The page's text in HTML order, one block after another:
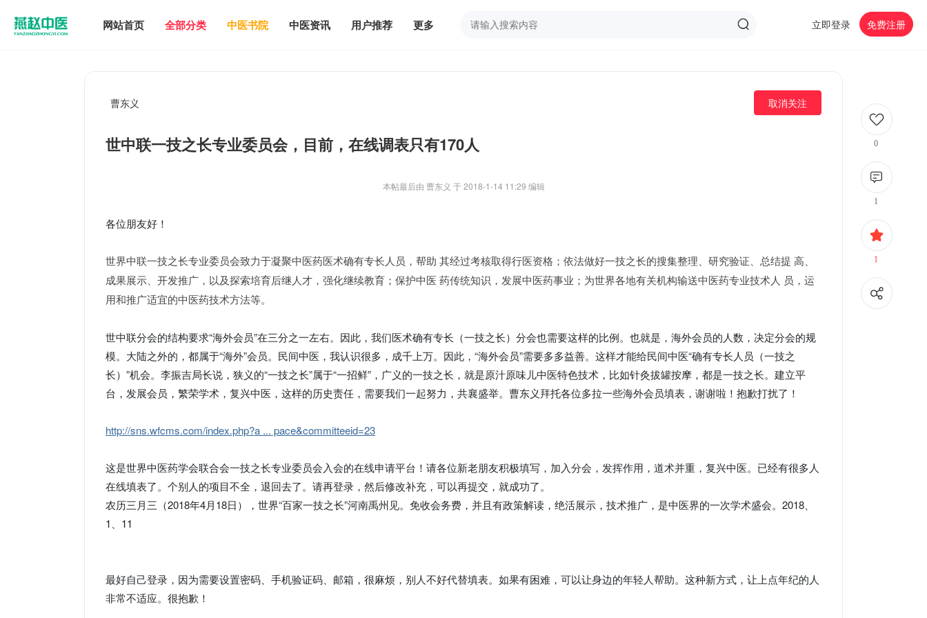
网站首页 全部分类 中医书院 中医资讯 用户推荐 更多 立即登录 免费注册
曹东义 取消关注
世中联一技之长专业委员会，目前，在线调表只有170人
本帖最后由 曹东义 于 2018-1-14 11:29 编辑
各位朋友好！
世界中联一技之长专业委员会致力于凝聚中医药医术确有专长人员，帮助 其经过考核取得行医资格；依法做好一技之长的搜集整理、研究验证、总结提 高、
成果展示、开发推广，以及探索培育后继人才，强化继续教育；保护中医 药传统知识，发展中医药事业；为世界各地有关机构输送中医药专业技术人 员，运
用和推广适宜的中医药技术方法等。
世中联分会的结构要求“海外会员”在三分之一左右。因此，我们医术确有专长（一技之长）分会也需要这样的比例。也就是，海外会员的人数，决定分会的规
模。大陆之外的，都属于“海外”会员。民间中医，我认识很多，成千上万。因此，“海外会员”需要多多益善。这样才能给民间中医“确有专长人员（一技之
长）”机会。李振吉局长说，狭义的“一技之长”属于“一招鲜”，广义的一技之长，就是原汁原味儿中医特色技术，比如针灸拔罐按摩，都是一技之长。建立平
台，发展会员，繁荣学术，复兴中医，这样的历史责任，需要我们一起努力，共襄盛举。曹东义拜托各位多拉一些海外会员填表，谢谢啦！抱歉打扰了！
http://sns.wfcms.com/index.php?a ... pace&committeeid=23
这是世界中医药学会联合会一技之长专业委员会入会的在线申请平台！请各位新老朋友积极填写，加入分会，发挥作用，道术并重，复兴中医。已经有很多人
在线填表了。个别人的项目不全，退回去了。请再登录，然后修改补充，可以再提交，就成功了。
农历三月三（2018年4月18日），世界“百家一技之长”河南禹州见。免收会务费，并且有政策解读，绝活展示，技术推广，是中医界的一次学术盛会。2018、
1、11
最好自己登录，因为需要设置密码、手机验证码、邮箱，很麻烦，别人不好代替填表。如果有困难，可以让身边的年轻人帮助。这种新方式，让上点年纪的人
非常不适应。很抱歉！
0
1
1